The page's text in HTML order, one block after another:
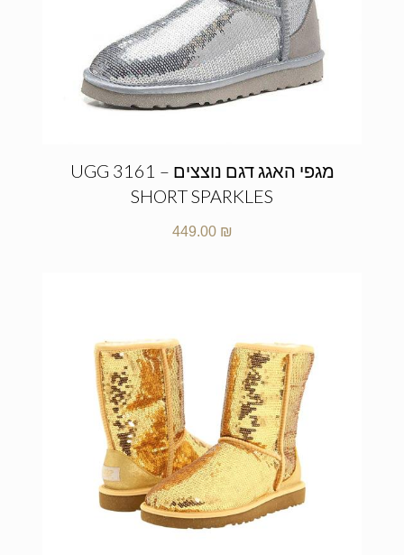
מגפי האגג דגם נוצצים – UGG 3161
SHORT SPARKLES
449.00 ₪